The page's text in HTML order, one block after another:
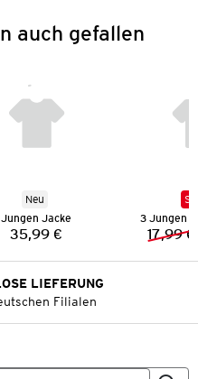
auch gefallen
Neu
Jungen Jacke
Preis:
35,99 €
3 Jungen
17,99 €
LIEFERUNG
Filialen